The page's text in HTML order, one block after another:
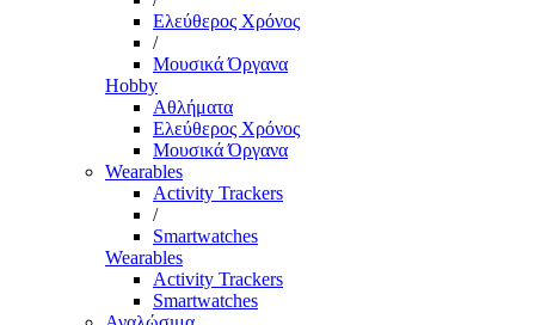
Ελεύθερος Χρόνος
/
Μουσικά Όργανα
Hobby
Αθλήματα
Ελεύθερος Χρόνος
Μουσικά Όργανα
Wearables
Activity Trackers
/
Smartwatches
Wearables
Activity Trackers
Smartwatches